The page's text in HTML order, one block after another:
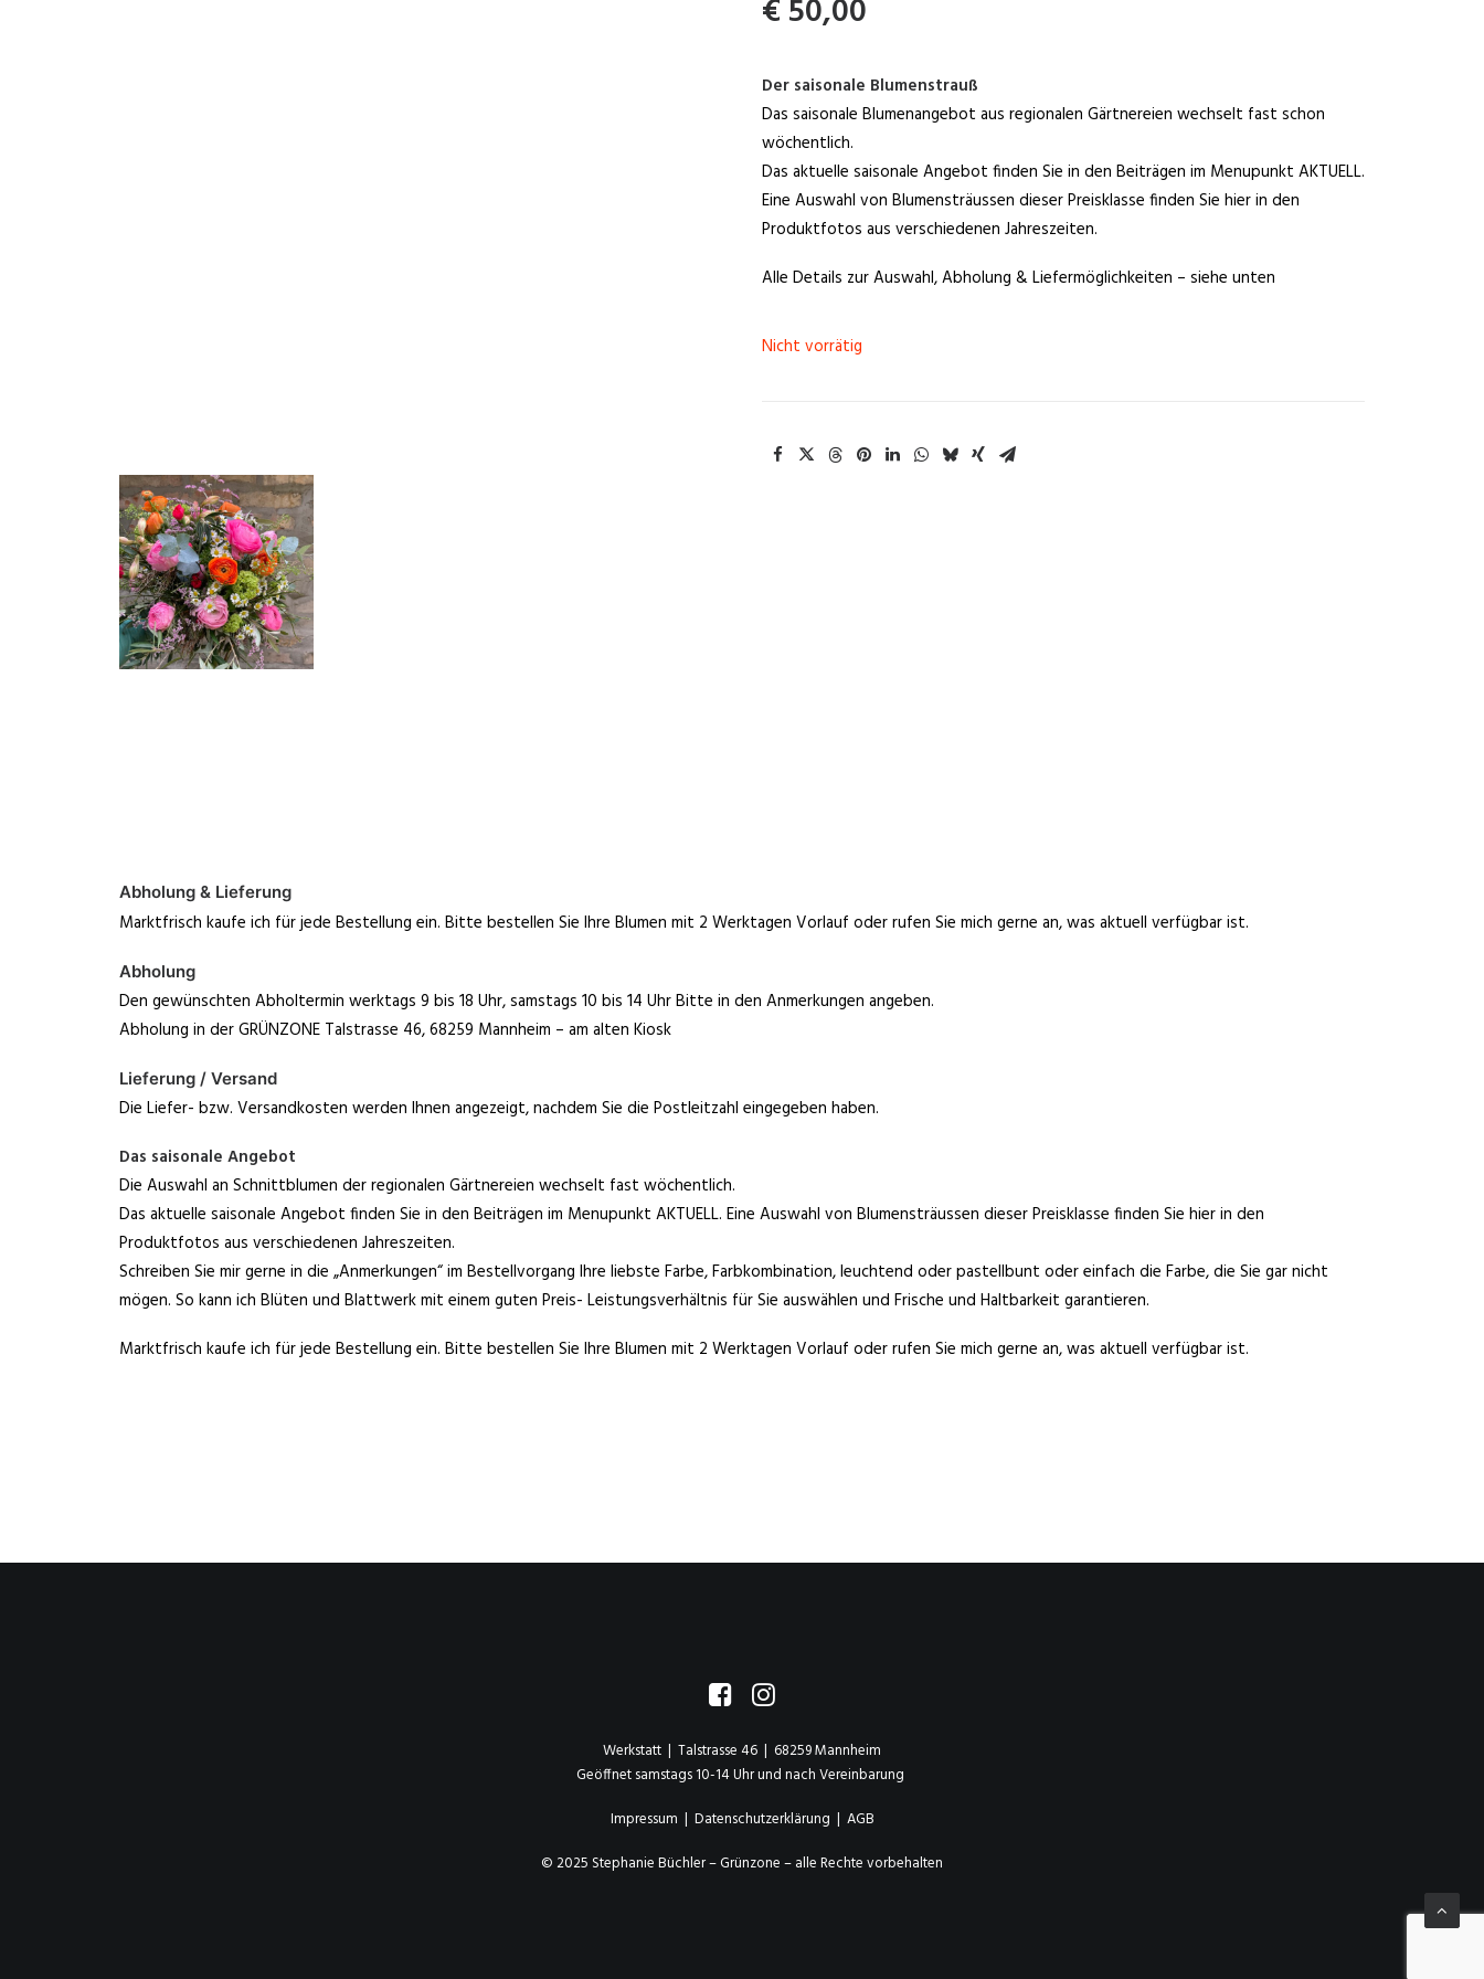
€50,00
Der saisonale Blumenstrauß
Das saisonale Blumenangebot aus regionalen Gärtnereien wechselt fast schon
wöchentlich.
Das aktuelle saisonale Angebot finden Sie in den Beiträgen im Menupunkt AKTUELL.
Eine Auswahl von Blumensträussen dieser Preisklasse finden Sie hier in den
Produktfotos aus verschiedenen Jahreszeiten.
Alle Details zur Auswahl, Abholung & Liefermöglichkeiten – siehe unten
Nicht vorrätig
Abholung & Lieferung
Marktfrisch kaufe ich für jede Bestellung ein. Bitte bestellen Sie Ihre Blumen mit 2 Werktagen Vorlauf oder rufen Sie mich gerne an, was aktuell verfügbar ist.
Abholung
Den gewünschten Abholtermin werktags 9 bis 18 Uhr, samstags 10 bis 14 Uhr Bitte in den Anmerkungen angeben.
Abholung in der GRÜNZONE Talstrasse 46, 68259 Mannheim – am alten Kiosk
Lieferung / Versand
Die Liefer- bzw. Versandkosten werden Ihnen angezeigt, nachdem Sie die Postleitzahl eingegeben haben.
Das saisonale Angebot
Die Auswahl an Schnittblumen der regionalen Gärtnereien wechselt fast wöchentlich.
Das aktuelle saisonale Angebot finden Sie in den Beiträgen im Menupunkt AKTUELL. Eine Auswahl von Blumensträussen dieser Preisklasse finden Sie hier in den
Produktfotos aus verschiedenen Jahreszeiten.
Schreiben Sie mir gerne in die „Anmerkungen“ im Bestellvorgang Ihre liebste Farbe, Farbkombination, leuchtend oder pastellbunt oder einfach die Farbe, die Sie gar nicht
mögen. So kann ich Blüten und Blattwerk mit einem guten Preis- Leistungsverhältnis für Sie auswählen und Frische und Haltbarkeit garantieren.
Marktfrisch kaufe ich für jede Bestellung ein. Bitte bestellen Sie Ihre Blumen mit 2 Werktagen Vorlauf oder rufen Sie mich gerne an, was aktuell verfügbar ist.
Werkstatt | Talstrasse 46 | 68259 Mannheim
Geöffnet samstags 10-14 Uhr und nach Vereinbarung
Impressum | Datenschutzerklärung | AGB
© 2025 Stephanie Büchler – Grünzone – alle Rechte vorbehalten